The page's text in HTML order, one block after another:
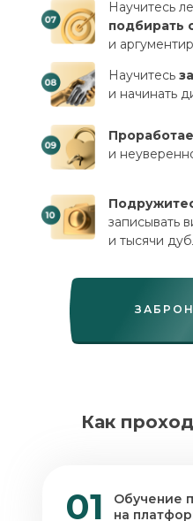
Научитесь
подбирать
и
Научитесь
и начинать
и
записывать
и тысячи
Как
01
Обучение
на